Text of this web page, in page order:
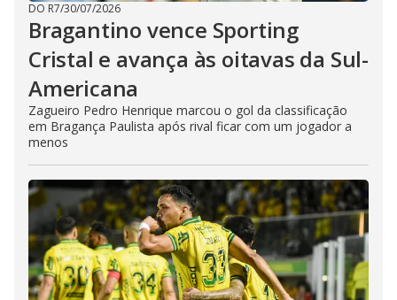
DO R7/30/07/2026
Bragantino vence Sporting
Cristal e avança às oitavas da Sul-
Americana
Zagueiro Pedro Henrique marcou o gol da classificação
em Bragança Paulista após rival ficar com um jogador a
menos